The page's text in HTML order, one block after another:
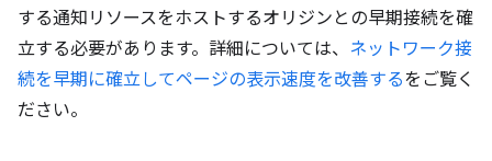
する通知リソースをホストするオリジンとの早期接続を確
立する必要があります。詳細については、 ネットワーク接
続を早期に確立してページの表示速度を改善するをご覧く
ださい。